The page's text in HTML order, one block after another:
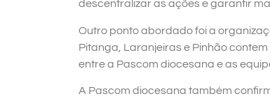
descentralizar as ações e garantir
Outro ponto abordado foi a
Pitanga, Laranjeiras e Pinhão
entre a Pascom diocesana e as
A Pascom diocesana também